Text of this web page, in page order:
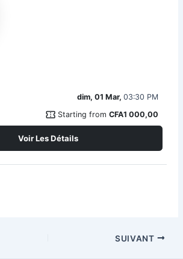
EXPERIENCE
dim, 01 Mar, 03:30 PM
confirmation_number Starting from CFA1 000,00
Voir Les Détails
SUIVANT